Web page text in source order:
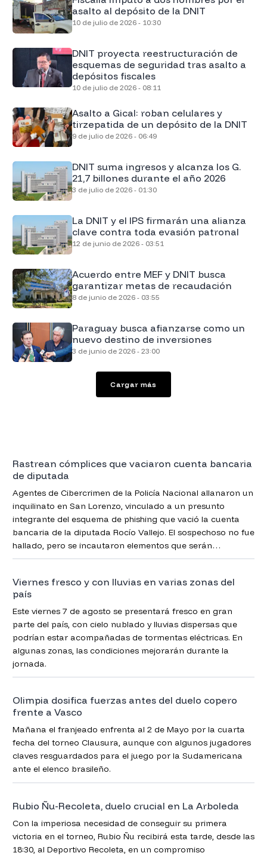
asalto al depósito de la DNIT
10 de julio de 2026 - 10:30
DNIT proyecta reestructuración de
esquemas de seguridad tras asalto a
depósitos fiscales
10 de julio de 2026 - 08:11
Asalto a Gical: roban celulares y
tirzepatida de un depósito de la DNIT
9 de julio de 2026 - 06:49
DNIT suma ingresos y alcanza los G.
21,7 billones durante el año 2026
3 de julio de 2026 - 01:30
La DNIT y el IPS firmarán una alianza
clave contra toda evasión patronal
12 de junio de 2026 - 03:51
Acuerdo entre MEF y DNIT busca
garantizar metas de recaudación
8 de junio de 2026 - 03:55
Paraguay busca afianzarse como un
nuevo destino de inversiones
3 de junio de 2026 - 23:00
Cargar más
Rastrean cómplices que vaciaron cuenta bancaria
de diputada
Agentes de Cibercrimen de la Policía Nacional allanaron un
inquilinato en San Lorenzo, vinculado a un presunto
integrante del esquema de phishing que vació la cuenta
bancaria de la diputada Rocío Vallejo. El sospechoso no fue
hallado, pero se incautaron elementos que serán
analizados en la causa.
Viernes fresco y con lluvias en varias zonas del
país
Este viernes 7 de agosto se presentará fresco en gran
parte del país, con cielo nublado y lluvias dispersas que
podrían estar acompañadas de tormentas eléctricas. En
algunas zonas, las condiciones mejorarán durante la
jornada.
Olimpia dosifica fuerzas antes del duelo copero
frente a Vasco
Mañana el franjeado enfrenta al 2 de Mayo por la cuarta
fecha del torneo Clausura, aunque con algunos jugadores
claves resguardados para el juego por la Sudamericana
ante el elenco brasileño.
Rubio Ñu-Recoleta, duelo crucial en La Arboleda
Con la imperiosa necesidad de conseguir su primera
victoria en el torneo, Rubio Ñu recibirá esta tarde, desde las
18:30, al Deportivo Recoleta, en un compromiso